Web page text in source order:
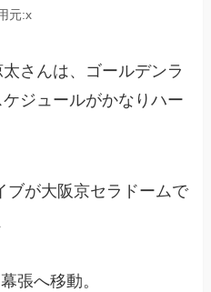
元:x
さんは、ゴールデンラ
ジュールがかなりハー
ブが大阪京セラドームで
張へ移動。